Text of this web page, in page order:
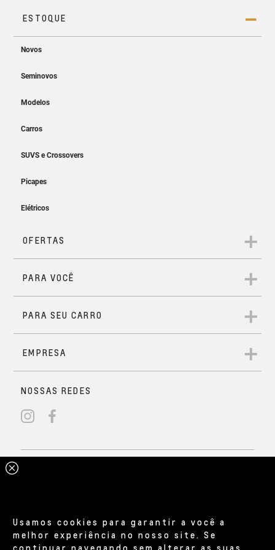
Usamos cookies para garantir a você a
melhor experiência no nosso site. Se
continuar navegando sem alterar as suas